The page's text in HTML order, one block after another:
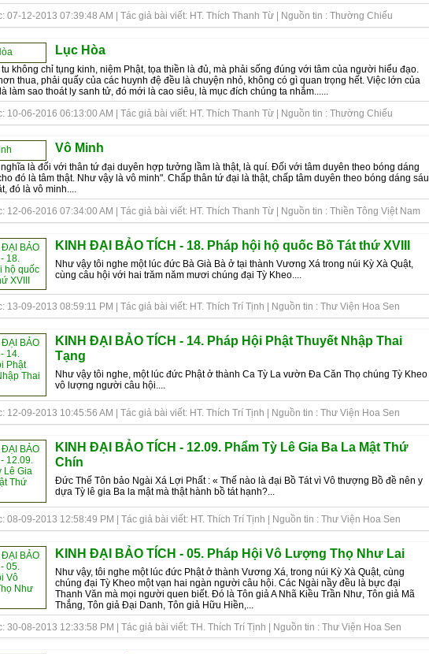
07-12-2013 07:39:48 AM | Tác giả bài viết: HT. Thích Thanh Từ | Nguồn tin : Thường Chiếu
Lục Hòa
không chỉ tụng kinh, niệm Phật, tọa thiền là đủ, mà phải sống đúng với tâm của người hiểu đạo.
thua, phải quấy của các huynh đệ đều là chuyện nhỏ, không có gì quan trọng hết. Việc lớn của
làm sao thoát ly sanh tử, đó mới là cao siêu, là mục đích chúng ta nhắm......
10-06-2016 06:13:00 AM | Tác giả bài viết: HT. Thích Thanh Từ | Nguồn tin : Thường Chiếu
Vô Minh
là đối với thân tứ đại duyên hợp tưởng lầm là thật, là quí. Đối với tâm duyên theo bóng dáng
đó là tâm thật. Như vậy là vô minh". Chấp thân tứ đại là thật, chấp tâm duyên theo bóng dáng sáu
đó là vô minh....
12-06-2016 07:34:00 AM | Tác giả bài viết: HT. Thích Thanh Từ | Nguồn tin : Thiền Tông Việt Nam
KINH ÐẠI BẢO TÍCH - 18. Pháp hội hộ quốc Bồ Tát thứ XVIII
Như vậy tôi nghe một lúc đức Bà Già Bà ở tại thành Vương Xá trong núi Kỳ Xà Quật,
cùng câu hội với hai trăm năm mươi chúng đại Tỳ Kheo....
13-09-2013 08:59:11 PM | Tác giả bài viết: HT. Thích Trí Tịnh | Nguồn tin : Thư Viện Hoa Sen
KINH ĐẠI BẢO TÍCH - 14. Pháp Hội Phật Thuyết Nhập Thai
Tạng
Như vậy tôi nghe, một lúc đức Phật ở thành Ca Tỳ La vườn Đa Căn Thọ chúng Tỳ Kheo
vô lượng người câu hội....
12-09-2013 10:45:56 AM | Tác giả bài viết: HT. Thích Trí Tịnh | Nguồn tin : Thư Viện Hoa Sen
KINH ĐẠI BẢO TÍCH - 12.09. Phẩm Tỳ Lê Gia Ba La Mật Thứ
Chín
Ðức Thế Tôn bảo Ngài Xá Lợi Phất : « Thế nào là đại Bồ Tát vì Vô thượng Bồ đề nên y
dựa Tỳ lê gia Ba la mật mà thật hành bồ tát hạnh?...
08-09-2013 12:58:49 PM | Tác giả bài viết: HT. Thích Trí Tịnh | Nguồn tin : Thư Viện Hoa Sen
KINH ÐẠI BẢO TÍCH - 05. Pháp Hội Vô Lượng Thọ Như Lai
Như vậy, tôi nghe một lúc đức Phật ở thành Vương Xá, trong núi Kỳ Xà Quật, cùng
chúng đại Tỳ Kheo một vạn hai ngàn người câu hội. Các Ngài nầy đều là bực đại
Thanh Văn mà mọi người quen biết. Ðó là Tôn giả A Nhã Kiều Trần Như, Tôn giả Mã
Thắng, Tôn giả Ðại Danh, Tôn giả Hữu Hiền,...
30-08-2013 12:33:58 PM | Tác giả bài viết: TH. Thích Trí Tịnh | Nguồn tin : Thư Viện Hoa Sen